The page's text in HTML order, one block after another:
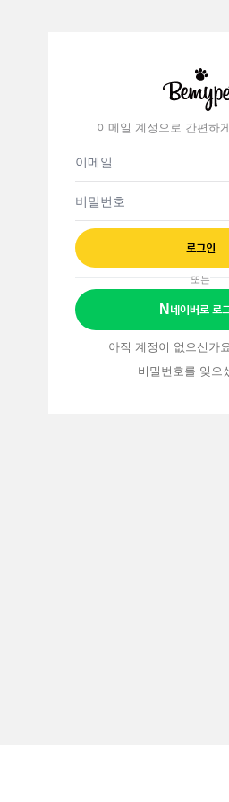
이메일 계정으로 간편하
로그인
또는
N 네이버로 로
아직 계정이 없으신가
비밀번호를 잊으